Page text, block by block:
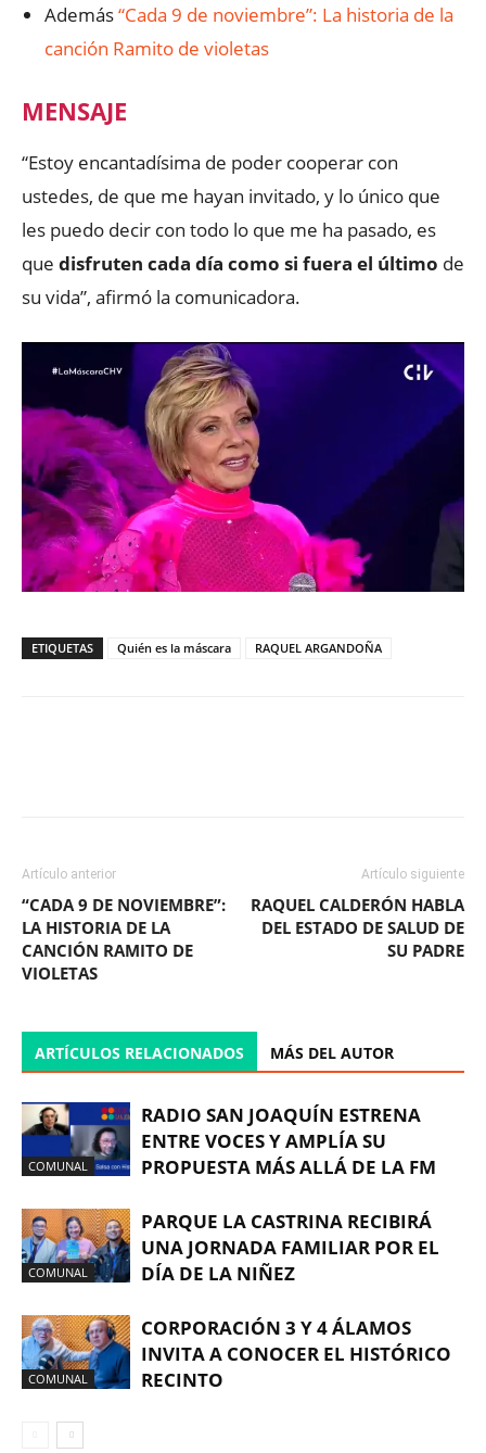
Además“Cada 9 de noviembre”: La historia de la
canción Ramito de violetas
MENSAJE
“Estoy encantadísima de poder cooperar con
ustedes, de que me hayan invitado, y lo único que
les puedo decir con todo lo que me ha pasado, es
que disfruten cada día como si fuera el último de
su vida”, afirmó la comunicadora.
ETIQUETAS Quién es la máscara RAQUEL ARGANDOÑA
Artículo anterior
“CADA 9 DE NOVIEMBRE”:
LA HISTORIA DE LA
CANCIÓN RAMITO DE
VIOLETAS
Artículo siguiente
RAQUEL CALDERÓN HABLA
DEL ESTADO DE SALUD DE
SU PADRE
ARTÍCULOS RELACIONADOS MÁS DEL AUTOR
COMUNAL
RADIO SAN JOAQUÍN ESTRENA
ENTRE VOCES Y AMPLÍA SU
PROPUESTA MÁS ALLÁ DE LA FM
COMUNAL
PARQUE LA CASTRINA RECIBIRÁ
UNA JORNADA FAMILIAR POR EL
DÍA DE LA NIÑEZ
COMUNAL
CORPORACIÓN 3 Y 4 ÁLAMOS
INVITA A CONOCER EL HISTÓRICO
RECINTO